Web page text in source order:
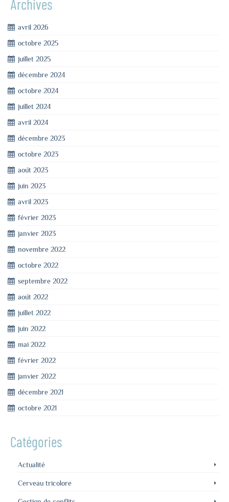
Archives
avril 2026
octobre 2025
juillet 2025
décembre 2024
octobre 2024
juillet 2024
avril 2024
décembre 2023
octobre 2023
août 2023
juin 2023
avril 2023
février 2023
janvier 2023
novembre 2022
octobre 2022
septembre 2022
août 2022
juillet 2022
juin 2022
mai 2022
février 2022
janvier 2022
décembre 2021
octobre 2021
Catégories
Actualité
Cerveau tricolore